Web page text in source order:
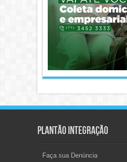
Plantão Integração
Faça sua Denúncia